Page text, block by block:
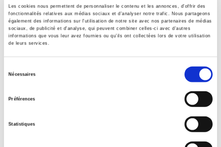
Les cookies nous permettent de personnaliser le contenu et les annonces, d'offrir des
fonctionnalités relatives aux médias sociaux et d'analyser notre trafic. Nous partageons
également des informations sur l'utilisation de notre site avec nos partenaires de médias
sociaux, de publicité et d'analyse, qui peuvent combiner celles-ci avec d'autres
informations que vous leur avez fournies ou qu'ils ont collectées lors de votre utilisation
de leurs services.
Nécessaires
Préférences
Statistiques
Langue
français
Mots clés
Atlas, Brésil,
Économie,Europe,Géographie,Gouvernance,Guerre,
Relations internationales,
Religions
Internet Hierarchy
Amérique latine
Internet Hierarchy